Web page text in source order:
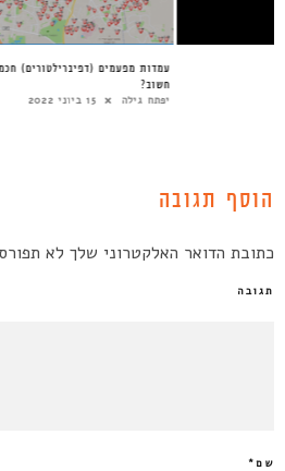
עמדות מפעמים
יפתח גילה 15 ביוני 2022
הוסף תגובה
כתובת הדואר האלקטרוני שלך לא
תגובה
שם*